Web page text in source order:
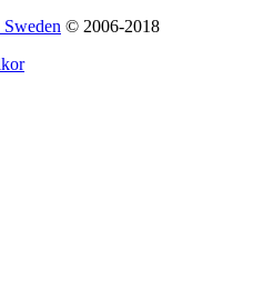
© 2006-2018